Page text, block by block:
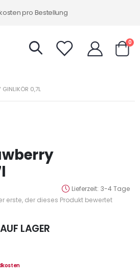
pro Bestellung
0
GINLIKÖR 0,7L
Lieferzeit 3-4 Tage
erste, der dieses Produkt bewertet
AUF LAGER